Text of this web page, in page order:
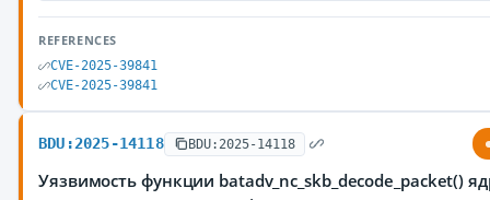
REFERENCES
CVE-2025-39841
CVE-2025-39841
BDU:2025-14118 BDU:2025-14118
Уязвимость функции batadv_nc_skb_decode_packet()